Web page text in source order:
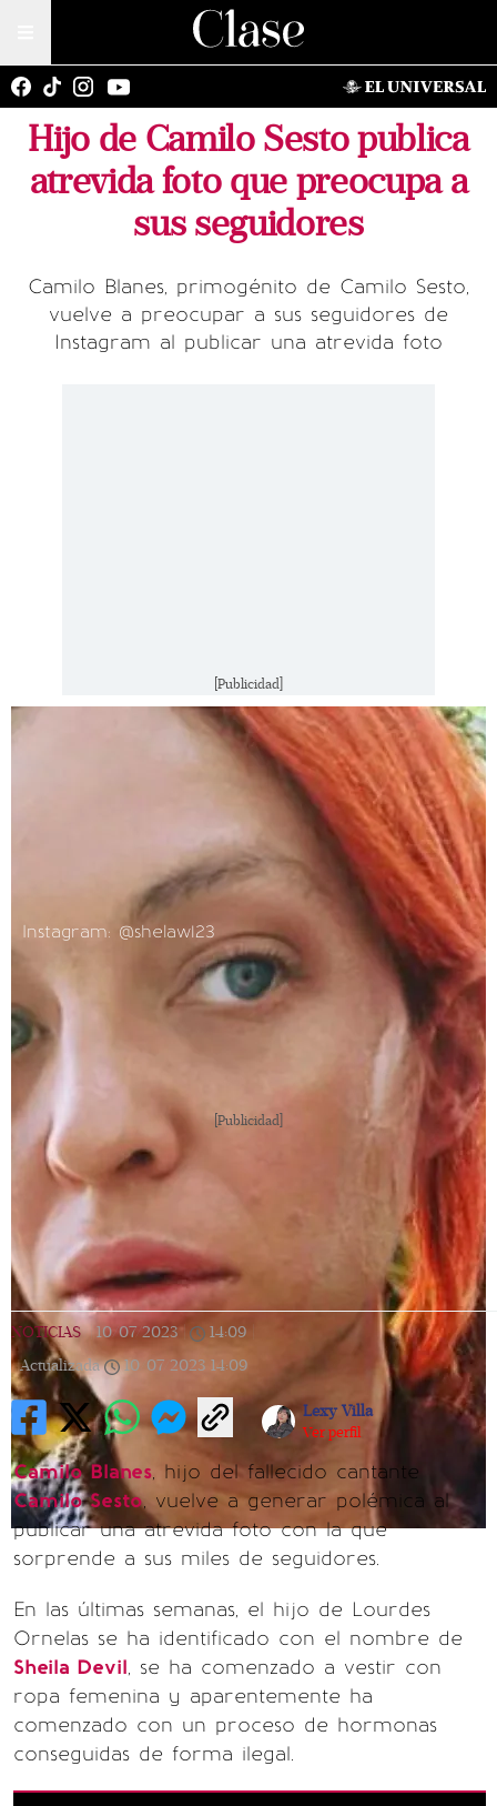
Hijo de Camilo Sesto publica
atrevida foto que preocupa a
sus seguidores
Camilo Blanes, primogénito de Camilo Sesto,
vuelve a preocupar a sus seguidores de
Instagram al publicar una atrevida foto
[Publicidad]
Instagram: @shelaw123
[Publicidad]
NOTICIAS | 10/07/2023 14:09
Actualizada
10/07/2023 14:09
Lexy Villa
Ver perfil
Camilo Blanes, hijo del fallecido cantante
Camilo Sesto, vuelve a generar polémica al
publicar una atrevida foto con la que
sorprende a sus miles de seguidores.
En las últimas semanas, el hijo de Lourdes
Ornelas se ha identificado con el nombre de
Sheila Devil, se ha comenzado a vestir con
ropa femenina y aparentemente ha
comenzado con un proceso de hormonas
conseguidas de forma ilegal.